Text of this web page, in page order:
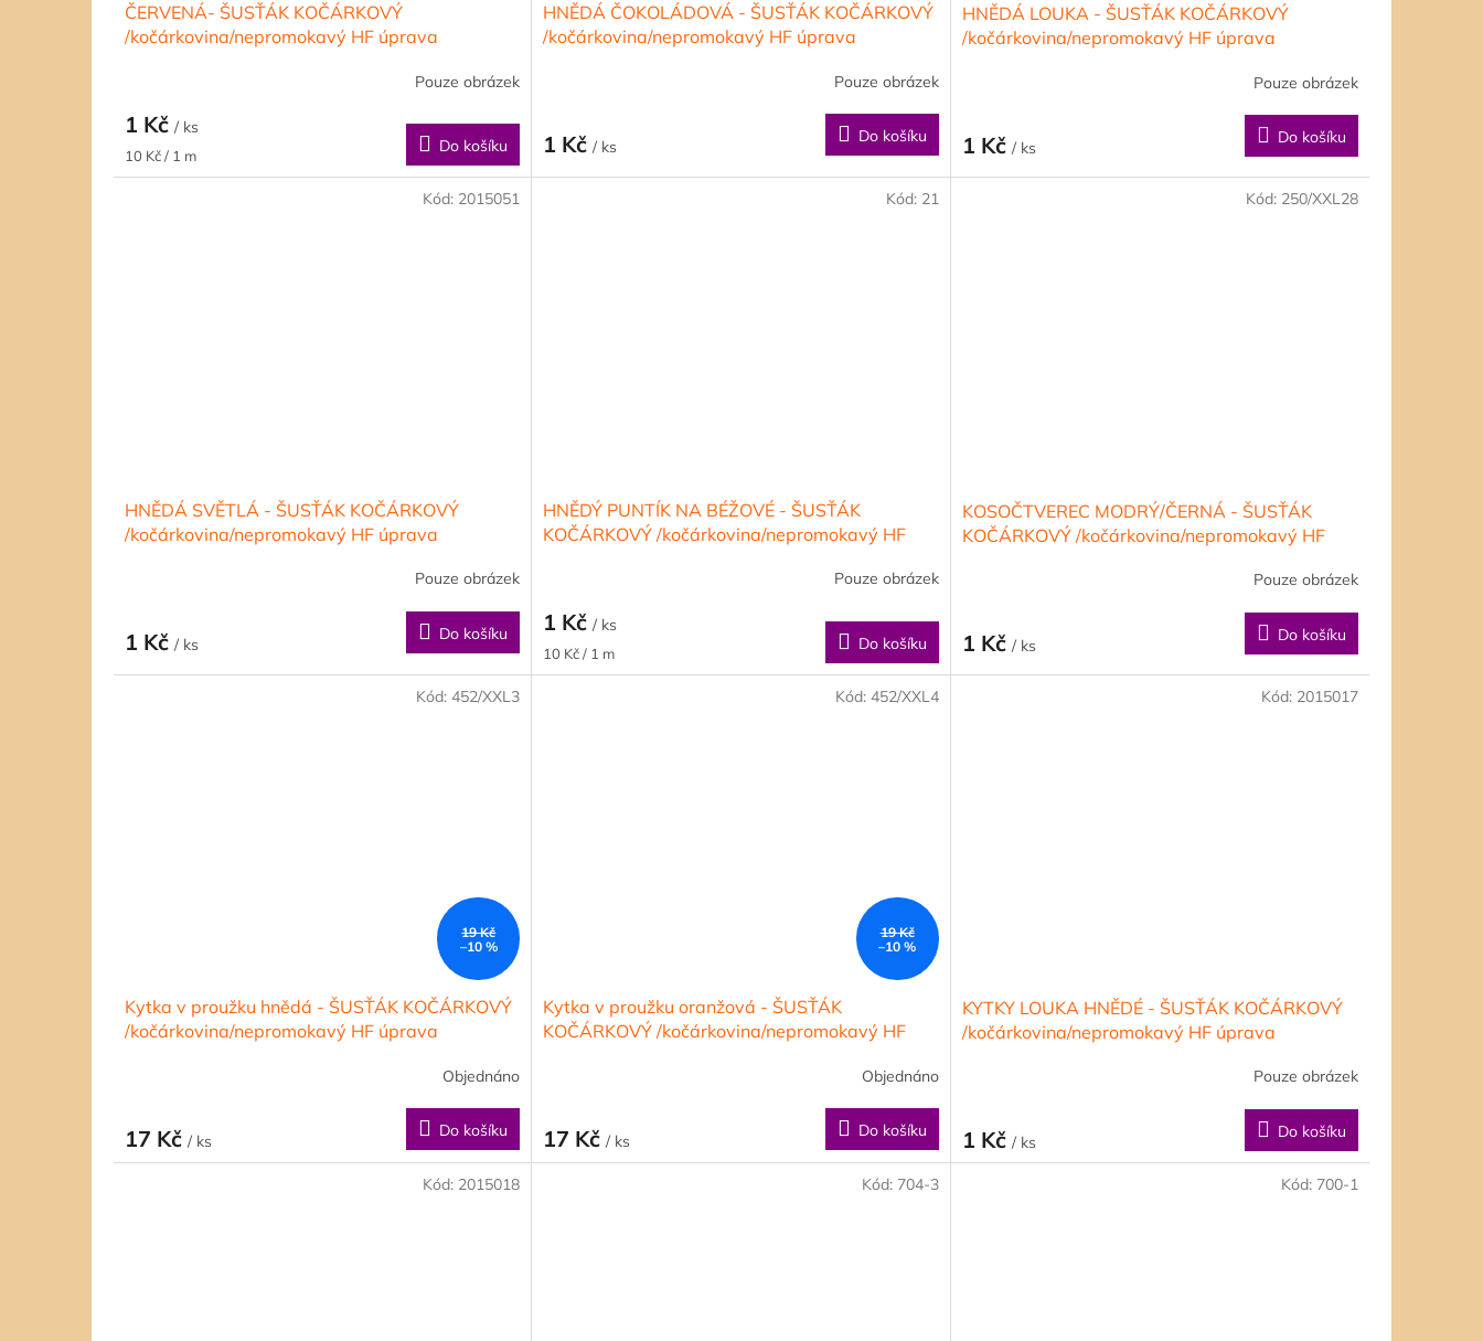
ČERVENÁ- ŠUSŤÁK KOČÁRKOVÝ
/kočárkovina/nepromokavý HF úprava
Pouze obrázek
1 Kč / ks
Měrná
cena:
10 Kč / 1 m Do košíku
HNĚDÁ ČOKOLÁDOVÁ - ŠUSŤÁK KOČÁRKOVÝ
/kočárkovina/nepromokavý HF úprava
Pouze obrázek
1 Kč/ ks
Do košíku
HNĚDÁ LOUKA - ŠUSŤÁK KOČÁRKOVÝ
/kočárkovina/nepromokavý HF úprava
Pouze obrázek
1 Kč / ks
Do košíku
HNĚDÁ SVĚTLÁ - ŠUSŤÁK KOČÁRKOVÝ
/kočárkovina/nepromokavý HF úprava
Pouze obrázek
1 Kč / ks
Do košíku
Kód: 2015051
HNĚDÝ PUNTÍK NA BÉŽOVÉ - ŠUSŤÁK
KOČÁRKOVÝ /kočárkovina/nepromokavý HF
Pouze obrázek
1 Kč/ ks
Měrná
cena:
10 Kč / 1 m Do košíku
Kód: 21
KOSOČTVEREC MODRÝ/ČERNÁ - ŠUSŤÁK
KOČÁRKOVÝ /kočárkovina/nepromokavý HF
Pouze obrázek
1 Kč / ks
Do košíku
Kód: 250/XXL28
19 Kč
–10 %
Kytka v proužku hnědá - ŠUSŤÁK KOČÁRKOVÝ
/kočárkovina/nepromokavý HF úprava
Objednáno
17 Kč / ks
Do košíku
Kód:452/XXL3
19 Kč
–10 %
Kytka v proužku oranžová - ŠUSŤÁK
KOČÁRKOVÝ /kočárkovina/nepromokavý HF
Objednáno
17 Kč/ ks
Do košíku
Kód: 452/XXL4
KYTKY LOUKA HNĚDÉ - ŠUSŤÁK KOČÁRKOVÝ
/kočárkovina/nepromokavý HF úprava
Pouze obrázek
1 Kč / ks
Do košíku
Kód: 2015017
Kód: 2015018 Kód: 704-3 Kód: 700-1